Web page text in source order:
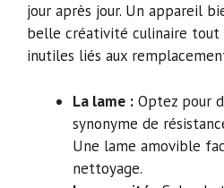
jour après jour. Un appareil
belle créativité culinaire
inutiles liés aux
La lame : Optez pour
synonyme de
Une lame amovible
nettoyage.